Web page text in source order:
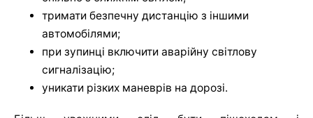
тримати безпечну дистанцію з іншими
автомобілями;
при зупинці включити аварійну світлову
сигналізацію;
уникати різких маневрів на дорозі.